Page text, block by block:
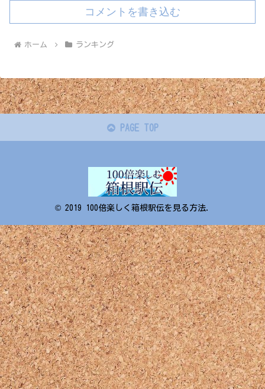
コメントを書き込む
ホーム ランキング
PAGE TOP
© 2019 100倍楽しく箱根駅伝を見る方法.